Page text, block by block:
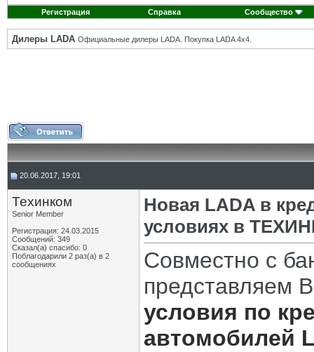
Регистрация Справка Сообщество
Дилеры LADA Официальные дилеры LADA. Покупка LADA 4x4.
20.06.2017, 19:01
Техинком
Senior Member
Регистрация: 24.03.2015
Сообщений: 349
Сказал(а) спасибо: 0
Поблагодарили 2 раз(а) в 2
сообщениях
Новая LADA в
условиях в
Совместно с
представляем
условия по
автомобилей